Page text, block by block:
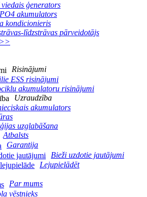
ģenerators
akumulators
kondicionieris
līdzstrāvas pārveidotājs
Risinājumi
ESS risinājumi
akumulatoru risinājumi
Uzraudzība
akumulators
uzglabāšana
Atbalsts
Garantija
Bieži uzdotie jautājumi
Lejupielādēt
Par mums
vēstnieks